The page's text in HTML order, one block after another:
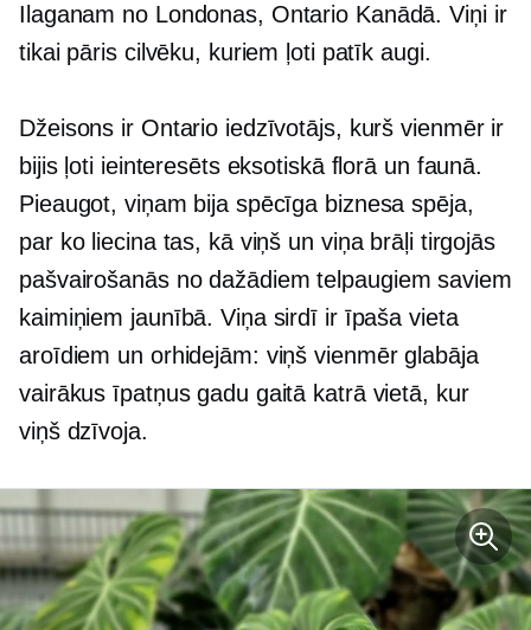
Ilaganam no Londonas, Ontario Kanādā. Viņi ir
tikai pāris cilvēku, kuriem ļoti patīk augi.
Džeisons ir Ontario iedzīvotājs, kurš vienmēr ir
bijis ļoti ieinteresēts eksotiskā florā un faunā.
Pieaugot, viņam bija spēcīga biznesa spēja,
par ko liecina tas, kā viņš un viņa brāļi tirgojās
pašvairošanāsno dažādiem telpaugiem saviem
kaimiņiem jaunībā. Viņa sirdī ir īpaša vieta
aroīdiem un orhidejām: viņš vienmēr glabāja
vairākus īpatņus gadu gaitā katrā vietā, kur
viņš dzīvoja.